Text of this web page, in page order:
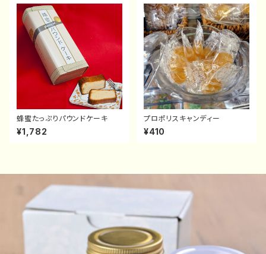
蜂蜜たっぷりパウンドケーキ
¥1,782
プロポリスキャンディー
¥410